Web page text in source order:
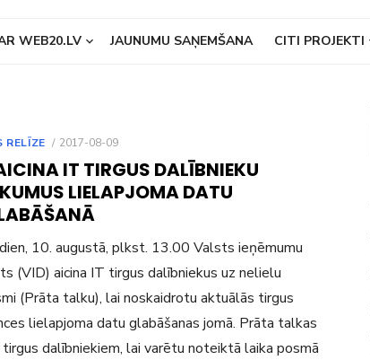
WEB20.LV JAUNUMU SAŅEMŠANA CITI PROJEKTI
RELĪZE
POSTED
2017-08-09
IT TIRGUS DALĪBNIEKU
LIELAPJOMA DATU
10. augustā, plkst. 13.00 Valsts ieņēmumu
(VID) aicina IT tirgus dalībniekus uz nelielu
(Prāta talku), lai noskaidrotu aktuālās tirgus
lielapjoma datu glabāšanas jomā. Prāta talkas
dalībniekiem, lai varētu noteiktā laika posmā